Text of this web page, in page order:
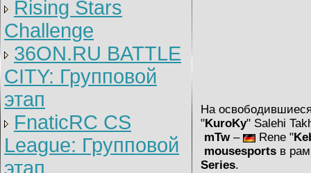
Rising Stars
Challenge
36ON.RU BATTLE
CITY: Групповой
этап
FnaticRC CS
League: Групповой
этап
На
"KuroKy" Salehi
mTw– Rene "
mousesports в
Series.